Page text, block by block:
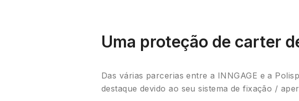
Uma proteção de carter
Das várias parcerias entre a INNGAGE e a
destaque devido ao seu sistema de fixação /